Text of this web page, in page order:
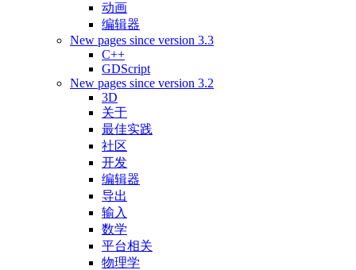
动画
编辑器
New pages since version 3.3
C++
GDScript
New pages since version 3.2
3D
关于
最佳实践
社区
开发
编辑器
导出
输入
数学
平台相关
物理学